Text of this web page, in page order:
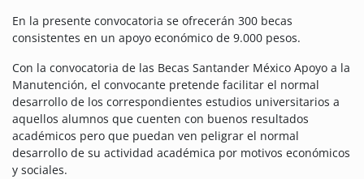
En la presente convocatoria se ofrecerán 300 becas
consistentes en un apoyo económico de 9.000 pesos.
Con la convocatoria de las Becas Santander México Apoyo a la
Manutención, el convocante pretende facilitar el normal
desarrollo de los correspondientes estudios universitarios a
aquellos alumnos que cuenten con buenos resultados
académicos pero que puedan ven peligrar el normal
desarrollo de su actividad académica por motivos económicos
y sociales.